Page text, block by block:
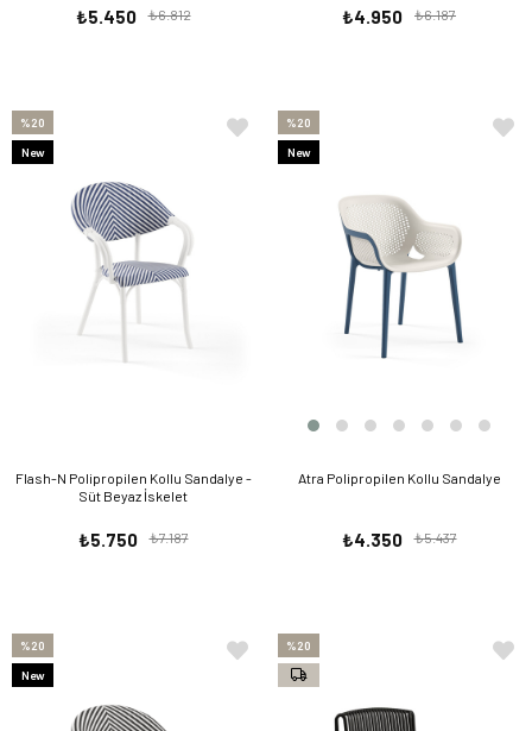
₺5.450 ₺6.812 ₺4.950 ₺6.187
Flash-N Polipropilen Kollu Sandalye -
Süt Beyaz İskelet
₺5.750 ₺7.187
%20
New
Atra Polipropilen Kollu Sandalye
₺4.350 ₺5.437
%20
New
%20
New
%20